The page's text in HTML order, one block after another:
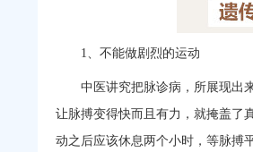
1、不能做剧烈的运动
中医讲究把脉诊病，所展现出来
让脉搏变得快而且有力，就掩盖了
动之后应该休息两个小时，等脉搏